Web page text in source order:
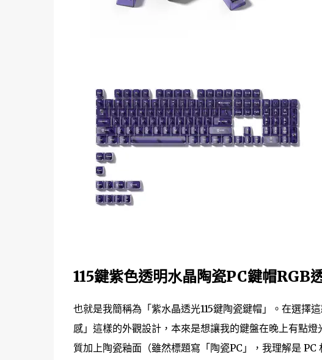
115鍵紫色透明水晶陶瓷PC鍵帽
也就是我簡稱為「紫水晶透光115鍵陶瓷鍵帽」。在選擇
感」這樣的外觀設計，本來是想讓我的鍵盤在晚上有點
質加上陶瓷釉面（雖然標題寫「陶瓷PC」，我理解是